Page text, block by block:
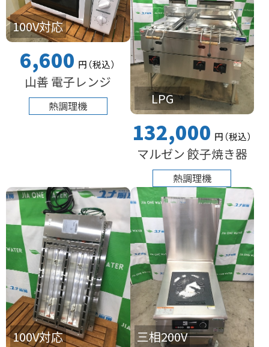
100V対応
6,600 円（税込）
山善 電子レンジ
熱調理機 LPG
132,000 円（税込）
マルゼン 餃子焼き器
熱調理機
100V対応 三相200V